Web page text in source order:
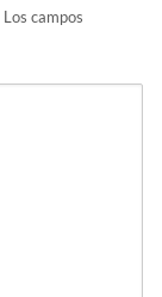
Los campos